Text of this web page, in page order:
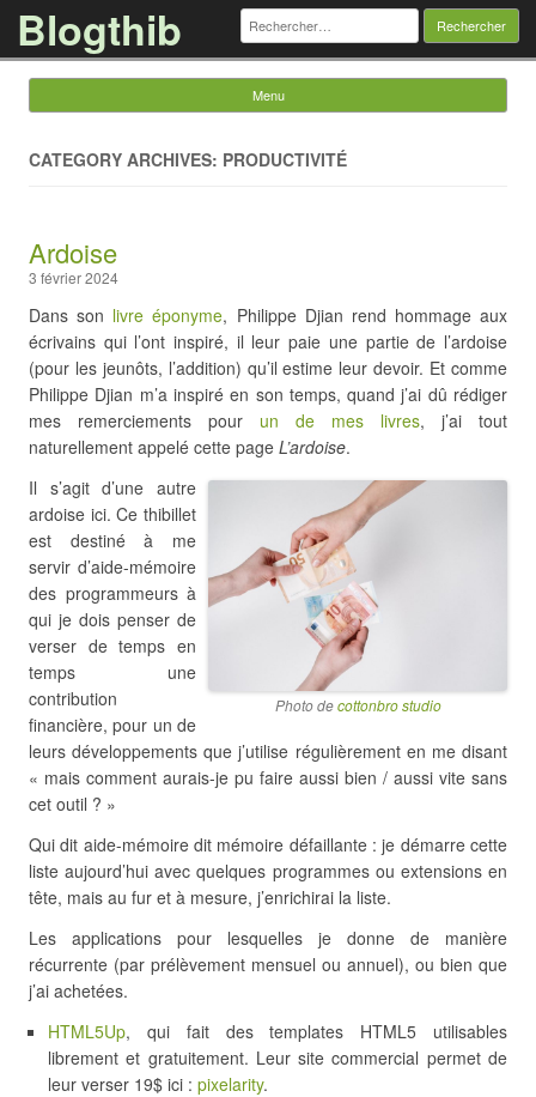
Blogthib Rechercher :
Menu
CATEGORY ARCHIVES: PRODUCTIVITÉ
Ardoise
3 février 2024
Dans son livre éponyme, Philippe Djian rend hommage aux
écrivains qui l’ont inspiré, il leur paie une partie de l’ardoise
(pour les jeunôts, l’addition) qu’il estime leur devoir. Et comme
Philippe Djian m’a inspiré en son temps, quand j’ai dû rédiger
mes remerciements pour un de mes livres, j’ai tout
naturellement appelé cette page L’ardoise.
Photo decottonbro studio
Il s’agit d’une autre
ardoise ici. Ce thibillet
est destiné à me
servir d’aide-mémoire
des programmeurs à
qui je dois penser de
verser de temps en
temps une
contribution
financière, pour un de
leurs développements que j’utilise régulièrement en me disant
« mais comment aurais-je pu faire aussi bien / aussi vite sans
cet outil ? »
Qui dit aide-mémoire dit mémoire défaillante : je démarre cette
liste aujourd’hui avec quelques programmes ou extensions en
tête, mais au fur et à mesure, j’enrichirai la liste.
Les applications pour lesquelles je donne de manière
récurrente (par prélèvement mensuel ou annuel), ou bien que
j’ai achetées.
HTML5Up, qui fait des templates HTML5 utilisables
librement et gratuitement. Leur site commercial permet de
leur verser 19$ ici : pixelarity.